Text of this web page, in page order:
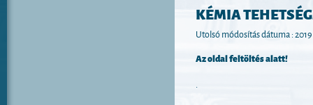
KÉMIA
Utolsó módosítás dátuma :
Az oldal feltöltés alatt!
.